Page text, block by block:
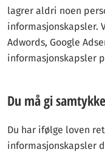
lagrer aldri noen
informasjonskapsler.
Adwords, Google
informasjonskapsler
Du må gi
Du har ifølge loven
informasjonskapsler